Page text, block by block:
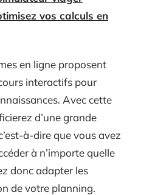
vos calculs en
en ligne proposent
interactifs pour
Avec cette
d’une grande
à-dire que vous avez
à n’importe quelle
donc adapter les
de votre planning.